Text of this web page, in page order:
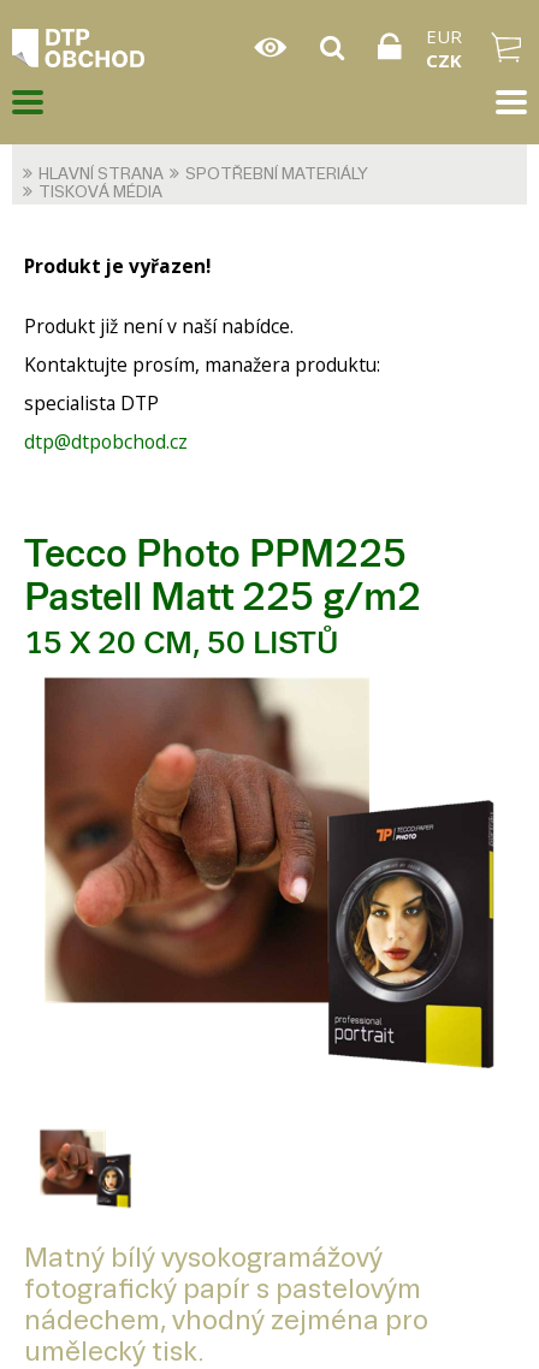
EUR
CZK
HLAVNÍ STRANA
SPOTŘEBNÍ MATERIÁLY
TISKOVÁ MÉDIA
Produkt je vyřazen!
Produkt již není v naší nabídce.
Kontaktujte prosím, manažera produktu:
specialista DTP
dtp@dtpobchod.cz
Tecco Photo PPM225
Pastell Matt 225 g/m2
15 X 20 CM, 50 LISTŮ
Matný bílý vysokogramážový
fotografický papír s pastelovým
nádechem, vhodný zejména pro
umělecký tisk.